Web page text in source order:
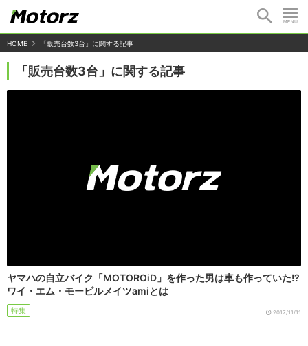
HOME 「販売台数3台」に関する記事
「販売台数3台」に関する記事
ヤマハの自立バイク「MOTOROiD」を作った男は車も作っていた!?
ワイ・エム・モービルメイツamiとは
特集 2017/11/11